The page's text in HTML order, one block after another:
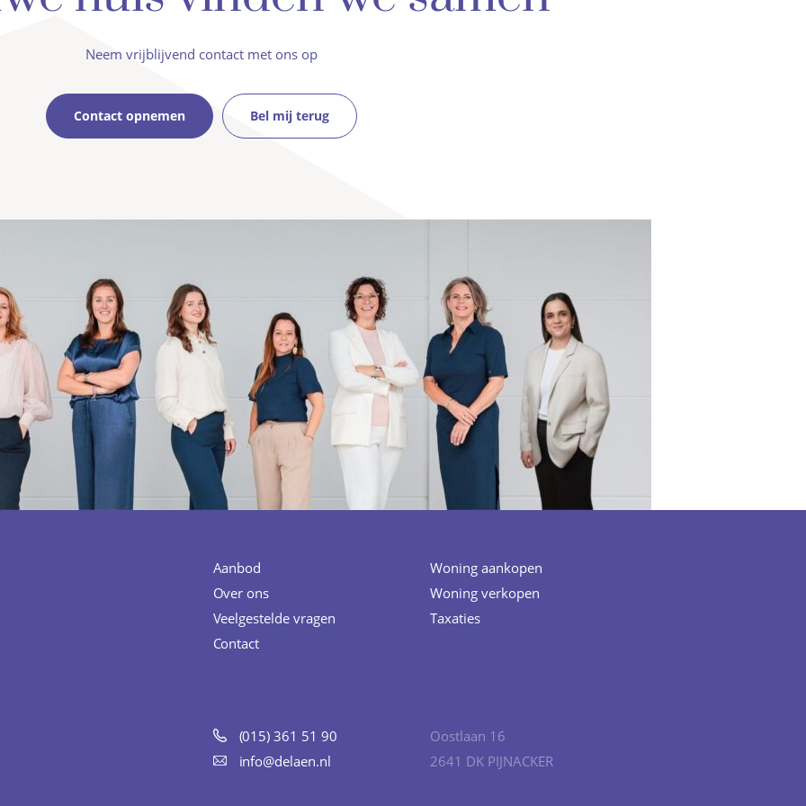
Neem vrijblijvend contact met ons op
Contact opnemen Bel mij terug
(015) 361 51 90
info@delaen.nl
Oostlaan 16
2641 DK PIJNACKER
Woning aankopen
Woning verkopen
Taxaties
Aanbod
Over ons
Veelgestelde vragen
Contact